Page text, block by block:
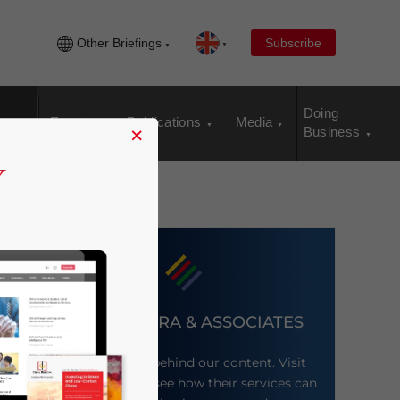
Other Briefings Subscribe
Events Publications Media
Doing
Business
DEZAN SHIRA & ASSOCIATES
Meet the firm behind our content. Visit
their website to see how their services can
×